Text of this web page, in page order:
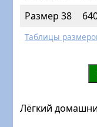
Размер 38
Таблицы
Лёгкий